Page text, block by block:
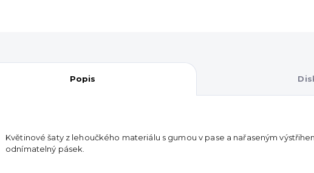
Popis
Květinové šaty z lehoučkého materiálu s gumou v pase a nařaseným
odnímatelný pásek.